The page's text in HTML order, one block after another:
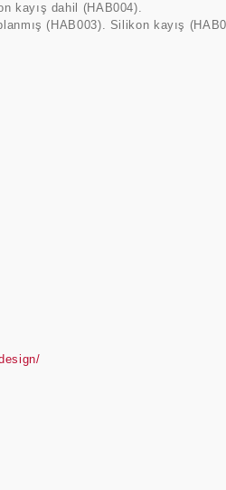
kayış dahil (HAB004).
(HAB003). Silikon kayış